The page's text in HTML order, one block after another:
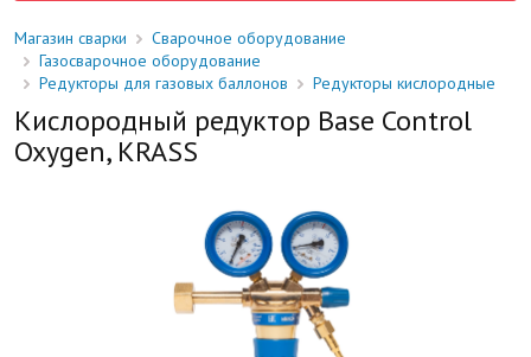
Магазин сварки
Сварочное оборудование
Газосварочное оборудование
Редукторы для газовых баллонов
Редукторы кислородные
Кислородный редуктор Base Control
Oxygen, KRASS